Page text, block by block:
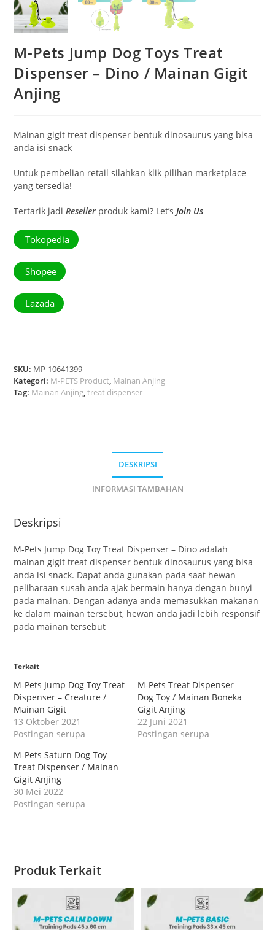
M-Pets Jump Dog Toys Treat
Dispenser – Dino / Mainan Gigit
Anjing
Mainan gigit treat dispenser bentuk dinosaurus yang bisa
anda isi snack
Untuk pembelian retail silahkan klik pilihan marketplace
yang tersedia!
Tertarik jadiReseller produk kami? Let’sJoin Us
Tokopedia
Shopee
Lazada
SKU: MP-10641399
Kategori: M-PETS Product, Mainan Anjing
Tag: Mainan Anjing,treat dispenser
DESKRIPSI
INFORMASI TAMBAHAN
Deskripsi
M-Pets Jump Dog Toy Treat Dispenser – Dino adalah
mainan gigit treat dispenser bentuk dinosaurus yang bisa
anda isi snack. Dapat anda gunakan pada saat hewan
peliharaan susah anda ajak bermain hanya dengan bunyi
pada mainan. Dengan adanya anda memasukkan makanan
ke dalam mainan tersebut, hewan anda jadi lebih responsif
pada mainan tersebut
Terkait
M-Pets Jump Dog Toy Treat
Dispenser – Creature /
Mainan Gigit
13 Oktober 2021
Postingan serupa
M-Pets Treat Dispenser
Dog Toy / Mainan Boneka
Gigit Anjing
22 Juni 2021
Postingan serupa
M-Pets Saturn Dog Toy
Treat Dispenser / Mainan
Gigit Anjing
30 Mei 2022
Postingan serupa
Produk Terkait